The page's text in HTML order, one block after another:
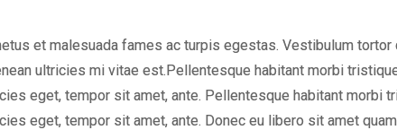
et malesuada fames ac turpis egestas. Vestibulum
ultricies mi vitae est.Pellentesque habitant morbi
eget, tempor sit amet, ante. Pellentesque habitant morbi
eget, tempor sit amet, ante. Donec eu libero sit amet